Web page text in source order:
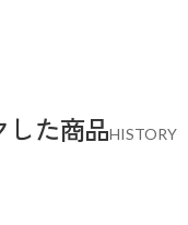
した商品HISTORY